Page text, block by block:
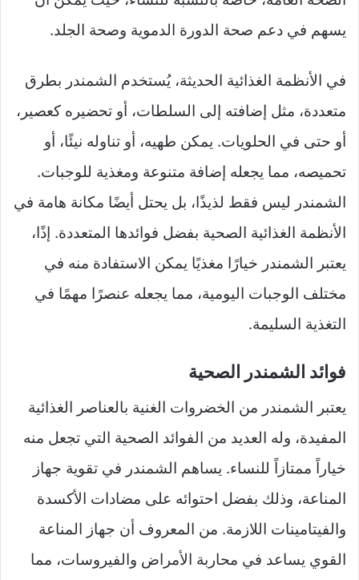
يسهم في دعم صحة الدورة الدموية وصحة الجلد.
في الأنظمة الغذائية الحديثة، يُستخدم الشمندر بطرق
متعددة، مثل إضافته إلى السلطات، أو تحضيره كعصير،
أو حتى في الحلويات. يمكن طهيه، أو تناوله نيئًا، أو
تحميصه، مما يجعله إضافة متنوعة ومغذية للوجبات.
الشمندر ليس فقط لذيذًا، بل يحتل أيضًا مكانة هامة في
الأنظمة الغذائية الصحية بفضل فوائدها المتعددة. إذًا،
يعتبر الشمندر خيارًا مغذيًا يمكن الاستفادة منه في
مختلف الوجبات اليومية، مما يجعله عنصرًا مهمًا في
التغذية السليمة.
فوائد الشمندر الصحية
يعتبر الشمندر من الخضروات الغنية بالعناصر الغذائية
المفيدة، وله العديد من الفوائد الصحية التي تجعل منه
خياراً ممتازاً للنساء. يساهم الشمندر في تقوية جهاز
المناعة، وذلك بفضل احتوائه على مضادات الأكسدة
والفيتامينات اللازمة. من المعروف أن جهاز المناعة
القوي يساعد في محاربة الأمراض والفيروسات، مما